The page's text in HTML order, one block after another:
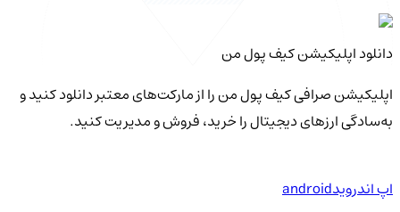
دانلود اپلیکیشن کیف‌ پول من
اپلیکیشن صرافی کیف پول من را از مارکت‌های معتبر دانلود کنید و
به‌سادگی ارزهای دیجیتال را خرید، فروش و مدیریت کنید.
اپ اندرویدandroid